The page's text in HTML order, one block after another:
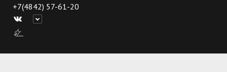
+7(4842) 57-61-20